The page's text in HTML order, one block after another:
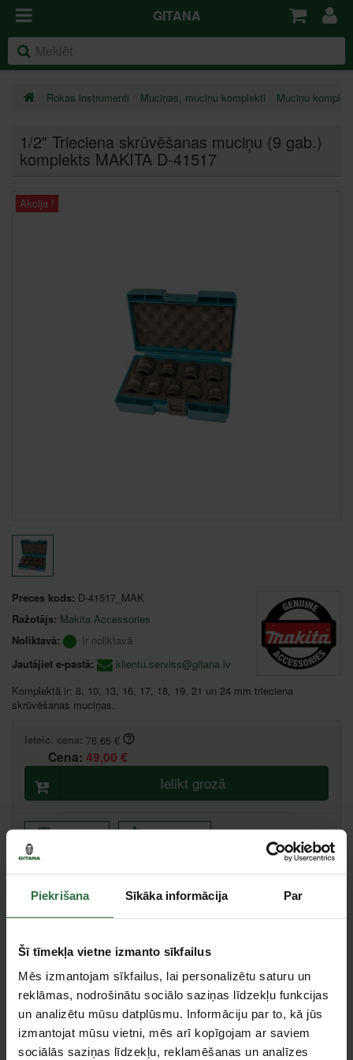
Piekrišana Sīkāka informācija Par
Šī tīmekļa vietne izmanto sīkfailus
Mēs izmantojam sīkfailus, lai personalizētu saturu un
reklāmas, nodrošinātu sociālo saziņas līdzekļu funkcijas
un analizētu mūsu datplūsmu. Informāciju par to, kā jūs
izmantojat mūsu vietni, mēs arī kopīgojam ar saviem
sociālās saziņas līdzekļu, reklamēšanas un analīzes
GITANA
Rokas instrumenti Muciņas, muciņu komplekti Muciņu
1/2" Trieciena skrūvēšanas muciņu (9 gab.)
komplekts MAKITA D-41517
Akcija !
Preces kods: D-41517_MAK
Ražotājs: Makita Accessories
Noliktavā:
Ir noliktavā
Jautājiet e-pastā:
klientu.serviss@gitana.lv
Komplektā ir: 8, 10, 13, 16, 17, 18, 19, 21 un 24 mm trieciena
skrūvēšanas muciņas.
Ieteic. cena: 76,65 €
Cena: 49,00 €
Ielikt grozā
Salīdzināt Ieteikt cenu
Liepāja, Zemnieku iela 60, Liepāja Saņemšana 1 stundas laikā
Specifikācija
Stiprinājuma kvadrāts
1/2"
Tips
Komplekti / Seškantes muciņa